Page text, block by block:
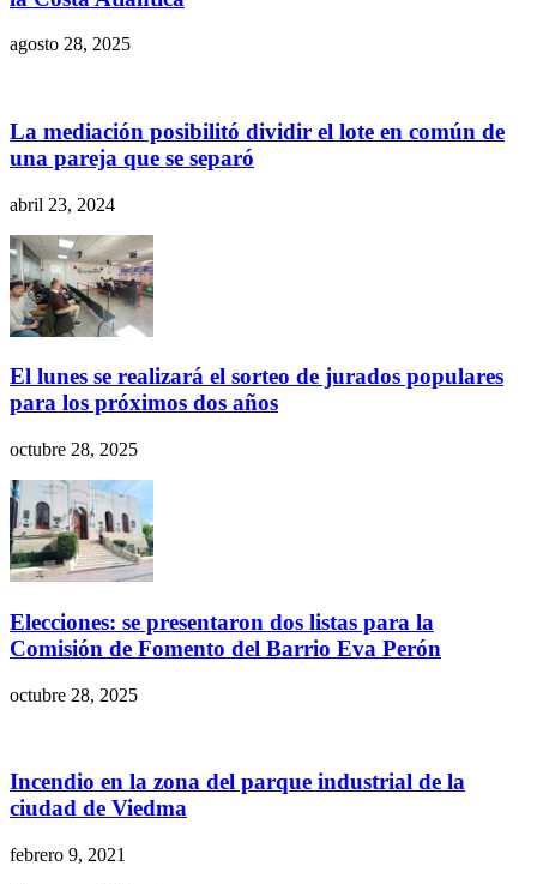
agosto 28, 2025
La mediación posibilitó dividir el lote en común de
una pareja que se separó
abril 23, 2024
El lunes se realizará el sorteo de jurados populares
para los próximos dos años
octubre 28, 2025
Elecciones: se presentaron dos listas para la
Comisión de Fomento del Barrio Eva Perón
octubre 28, 2025
Incendio en la zona del parque industrial de la
ciudad de Viedma
febrero 9, 2021